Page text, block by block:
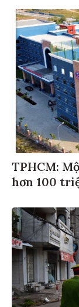
TPHCM:
hơn 100